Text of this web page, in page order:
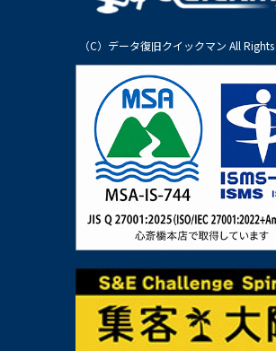
（C）データ復旧クイックマン All